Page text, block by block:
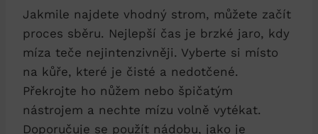
Jakmile najdete vhodný strom, můžete začít
proces sběru. Nejlepší čas je brzké jaro, kdy
míza teče nejintenzivněji. Vyberte si místo
na kůře, které je čisté a nedotčené.
Překrojte ho nůžem nebo špičatým
nástrojem a nechte mízu volně vytékat.
Doporučuje se použít nádobu, jako je